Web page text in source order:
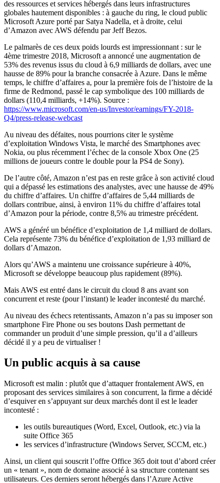
des ressources et services hébergés dans leurs infrastructures
globales hautement disponibles : à gauche du ring, le cloud public
Microsoft Azure porté par Satya Nadella, et à droite, celui
d’Amazon avec AWS défendu par Jeff Bezos.
Le palmarès de ces deux poids lourds est impressionnant : sur le
4ème trimestre 2018, Microsoft a annoncé une augmentation de
53% des revenus issus du cloud à 6,9 milliards de dollars, avec une
hausse de 89% pour la branche consacrée à Azure. Dans le même
temps, le chiffre d’affaires a, pour la première fois de l’histoire de la
firme de Redmond, passé le cap symbolique des 100 milliards de
dollars (110,4 milliards, +14%). Source :
https://www.microsoft.com/en-us/Investor/earnings/FY-2018-
Q4/press-release-webcast
Au niveau des défaites, nous pourrions citer le système
d’exploitation Windows Vista, le marché des Smartphones avec
Nokia, ou plus récemment l’échec de la console Xbox One (25
millions de joueurs contre le double pour la PS4 de Sony).
De l’autre côté, Amazon n’est pas en reste grâce à son activité cloud
qui a dépassé les estimations des analystes, avec une hausse de 49%
du chiffre d’affaires. Un chiffre d’affaires de 5,44 milliards de
dollars contribue, ainsi, à environ 11% du chiffre d’affaires total
d’Amazon pour la période, contre 8,5% au trimestre précédent.
AWS a généré un bénéfice d’exploitation de 1,4 milliard de dollars.
Cela représente 73% du bénéfice d’exploitation de 1,93 milliard de
dollars d’Amazon.
Alors qu’AWS a maintenu une croissance supérieure à 40%,
Microsoft se développe beaucoup plus rapidement (89%).
Mais AWS est entré dans le circuit du cloud 8 ans avant son
concurrent et reste (pour l’instant) le leader incontesté du marché.
Au niveau des échecs retentissants, Amazon n’a pas su imposer son
smartphone Fire Phone ou ses boutons Dash permettant de
commander un produit d’une simple pression, qu’il a d’ailleurs
décidé il y a peu de virtualiser !
Un public acquis à sa cause
Microsoft est malin : plutôt que d’attaquer frontalement AWS, en
proposant des services similaires à son concurrent, la firme a décidé
d’esquiver en s’appuyant sur deux marchés dont il est le leader
incontesté :
les outils bureautiques (Word, Excel, Outlook, etc.) via la
suite Office 365
les services d’infrastructure (Windows Server, SCCM, etc.)
Ainsi, un client qui souscrit l’offre Office 365 doit tout d’abord créer
un « tenant », nom de domaine associé à sa structure contenant ses
utilisateurs. Ces derniers seront hébergés dans l’Azure Active